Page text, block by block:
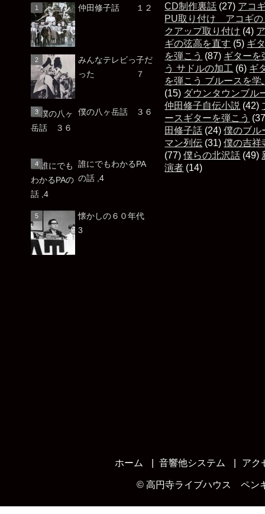
仲田修子話 １２
みんなテレビっ子だ
った ７
僕の八ヶ岳話 ３６
誰にでもわかるPA
の話 ,4
懐かしの６０年代
3
CD制作裏話 (27) アコ
PU取り付け アコギの
クアップ取り付け (4)
ギの弦高を直す (5) ギ
を弾こう (87) ギターを
う サドルの加工 (6) ギ
を弾こう ブルースを学
(15) ダウンタウンブル
仲田修子自伝小説 (42)
ースギターを弾こう
田修子話 (24)僕のブル
マン列伝 (31)僕の吉祥
(77)僕らの北沢話 (49)
演者 (14)
ホーム 音響他システム アク
© 高円寺ライブハウス ペン